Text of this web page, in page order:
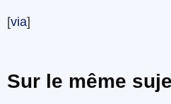
[via]
Sur le même